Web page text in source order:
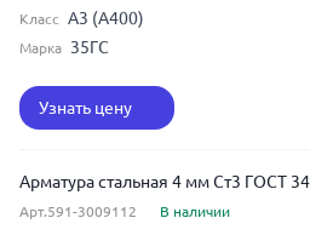
Класс А3 (А400)
Марка 35ГС
Узнать цену
Арматура стальная 4 мм Ст3 ГОСТ
Арт.591-3009112 В наличии